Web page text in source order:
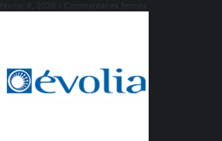
février 9, 2026 Commentaires fermés